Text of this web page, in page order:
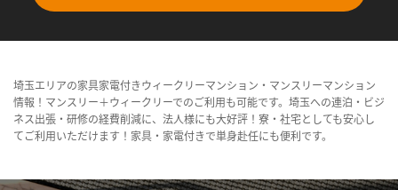
埼玉エリアの家具家電付きウィークリーマンション・マンスリーマンション
情報！マンスリー＋ウィークリーでのご利用も可能です。埼玉への連泊・ビジ
ネス出張・研修の経費削減に、法人様にも大好評！寮・社宅としても安心し
てご利用いただけます！家具・家電付きで単身赴任にも便利です。